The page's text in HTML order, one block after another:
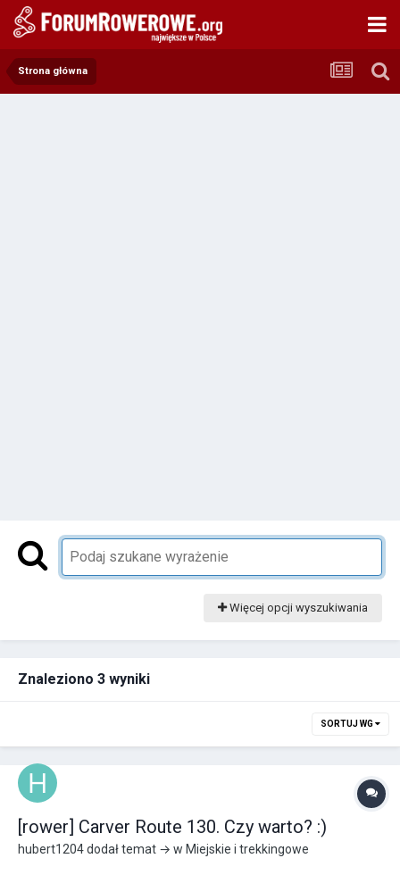
Strona główna
Więcej opcji wyszukiwania
Znaleziono 3 wyniki
SORTUJ WG
[rower] Carver Route 130. Czy warto? :)
hubert1204dodał temat → w Miejskie i trekkingowe